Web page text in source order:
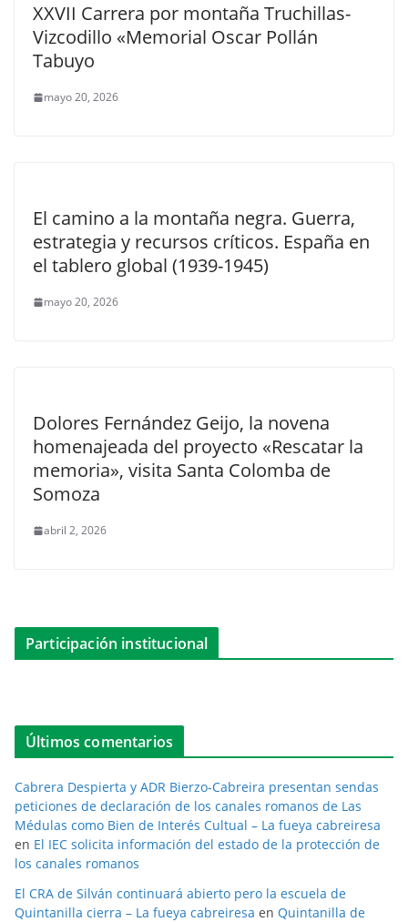
XXVII Carrera por montaña Truchillas-
Vizcodillo «Memorial Oscar Pollán
Tabuyo
mayo 20, 2026
El camino a la montaña negra. Guerra,
estrategia y recursos críticos. España en
el tablero global (1939-1945)
mayo 20, 2026
Dolores Fernández Geijo, la novena
homenajeada del proyecto «Rescatar la
memoria», visita Santa Colomba de
Somoza
abril 2, 2026
Participación institucional
Últimos comentarios
Cabrera Despierta y ADR Bierzo-Cabreira presentan sendas
peticiones de declaración de los canales romanos de Las
Médulas como Bien de Interés Cultual – La fueya cabreiresa
en El IEC solicita información del estado de la protección de
los canales romanos
El CRA de Silván continuará abierto pero la escuela de
Quintanilla cierra – La fueya cabreiresa en Quintanilla de